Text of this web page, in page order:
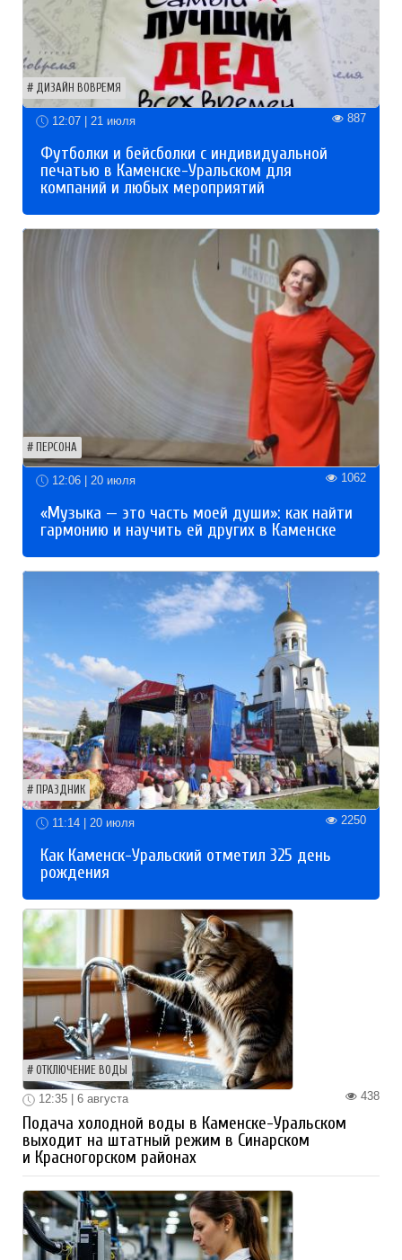
ДИЗАЙН ВОВРЕМЯ
12:07 | 21 июля 887
Футболки и бейсболки с индивидуальной
печатью в Каменске-Уральском для
компаний и любых мероприятий
ПЕРСОНА
12:06 | 20 июля 1062
«Музыка — это часть моей души»: как найти
гармонию и научить ей других в Каменске
ПРАЗДНИК
11:14 | 20 июля 2250
Как Каменск-Уральский отметил 325 день
рождения
ОТКЛЮЧЕНИЕ ВОДЫ
438
12:35 | 6 августа
Подача холодной воды в Каменске-Уральском
выходит на штатный режим в Синарском
и Красногорском районах